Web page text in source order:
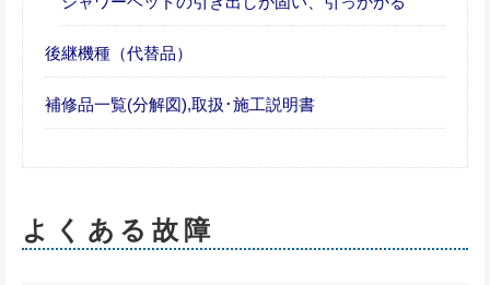
後継機種（代替品）
補修品一覧(分解図),取扱･施工説明書
よくある故障